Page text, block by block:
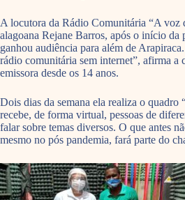
A locutora da Rádio Comunitária “A voz
alagoana Rejane Barros, após o início da
ganhou audiência para além de
rádio comunitária sem internet”, afirma a
emissora desde os 14 anos.
Dois dias da semana ela realiza o quadro
recebe, de forma virtual, pessoas de
falar sobre temas diversos. O que antes
mesmo no pós pandemia, fará parte do